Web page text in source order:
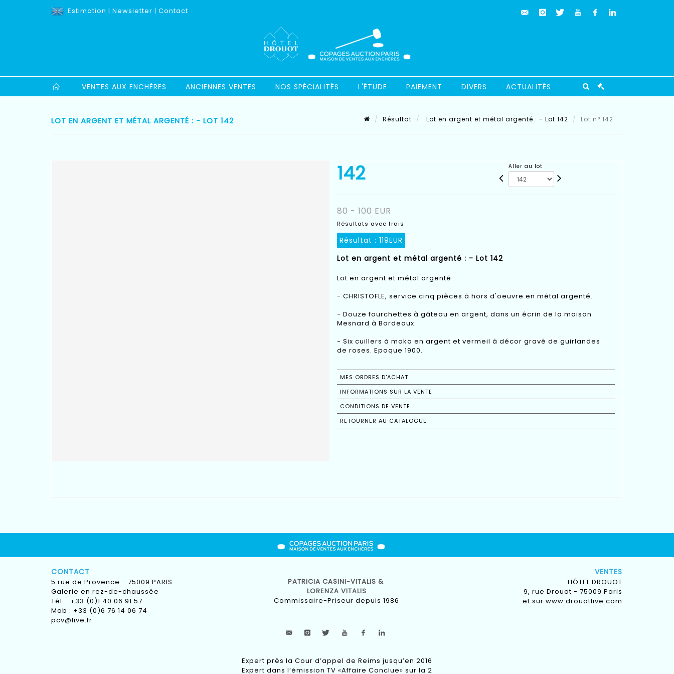
Estimation | Newsletter | Contact
VENTES AUX ENCHÈRES ANCIENNES VENTES NOS SPÉCIALITÉS L'ÉTUDE PAIEMENT DIVERS ACTUALITÉS
LOT EN ARGENT ET MÉTAL ARGENTÉ : - LOT 142 Résultat Lot en argent et métal argenté : - Lot 142 Lot n° 142
142 Aller au lot
80 - 100 EUR
Résultats avec frais
Résultat : 119EUR
Lot en argent et métal argenté : - Lot 142
Lot en argent et métal argenté :
- CHRISTOFLE, service cinq pièces à hors d'oeuvre en métal argenté.
- Douze fourchettes à gâteau en argent, dans un écrin de la maison
Mesnard à Bordeaux.
- Six cuillers à moka en argent et vermeil à décor gravé de guirlandes
de roses. Epoque 1900.
MES ORDRES D'ACHAT
INFORMATIONS SUR LA VENTE
CONDITIONS DE VENTE
RETOURNER AU CATALOGUE
CONTACT
5 rue de Provence - 75009 PARIS
Galerie en rez-de-chaussée
Tél. : +33 (0)1 40 06 91 57
Mob : +33 (0)6 76 14 06 74
pcv@live.fr
PATRICIA CASINI-VITALIS &
LORENZA VITALIS
Commissaire-Priseur depuis 1986
VENTES
HÔTEL DROUOT
9, rue Drouot - 75009 Paris
et sur www.drouotlive.com
Expert près la Cour d’appel de Reims jusqu’en 2016
Expert dans l’émission TV «Affaire Conclue» sur la 2